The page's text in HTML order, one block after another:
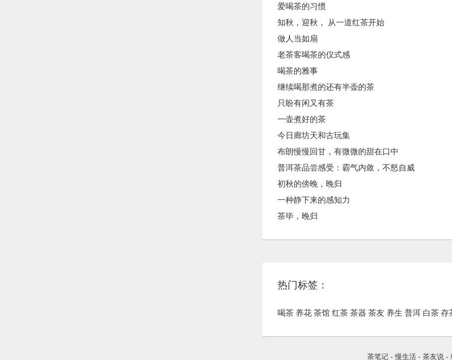
爱喝茶的习惯
知秋，迎秋， ​从一道红茶开始
做人当如扇
老茶客喝茶的仪式感
喝茶的雅事
继续喝那煮的还有半壶的茶
只盼有闲又有茶
一壶煮好的茶
今日廊坊天和古玩集
布朗慢慢回甘，有微微的甜在口中
普洱茶品尝感受：霸气内敛，不怒自威
初秋的傍晚，晚归
一种静下来的感知力
茶毕，晚归
热门标签：
喝茶 养花 茶馆 红茶 茶器 茶友 养生 普洱 白茶 存
茶笔记 -慢生活 -茶友说 -